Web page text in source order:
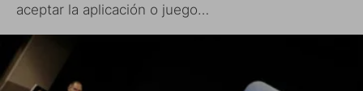
aceptar la aplicación o juego…